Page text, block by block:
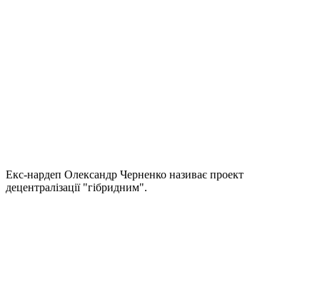
Екс-нардеп Олександр Черненко називає проект
децентралізації "гібридним".